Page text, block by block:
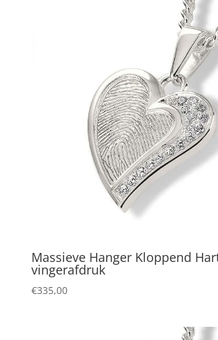
Massieve Hanger Kloppend
vingerafdruk
€335,00